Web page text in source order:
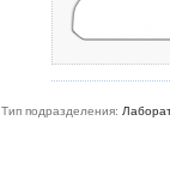
Тип подразделения: